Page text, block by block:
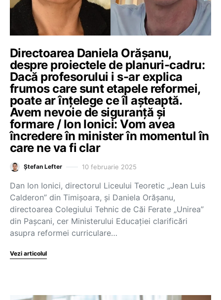
Directoarea Daniela Orășanu,
despre proiectele de planuri-cadru:
Dacă profesorului i s-ar explica
frumos care sunt etapele reformei,
poate ar înțelege ce îl așteaptă.
Avem nevoie de siguranță și
formare / Ion Ionici: Vom avea
încredere în minister în momentul în
care ne va fi clar
Ștefan Lefter 10 februarie 2025
Dan Ion Ionici, directorul Liceului Teoretic „Jean Luis
Calderon” din Timișoara, și Daniela Orășanu,
directoarea Colegiului Tehnic de Căi Ferate „Unirea”
din Pașcani, cer Ministerului Educației clarificări
asupra reformei curriculare…
Vezi articolul